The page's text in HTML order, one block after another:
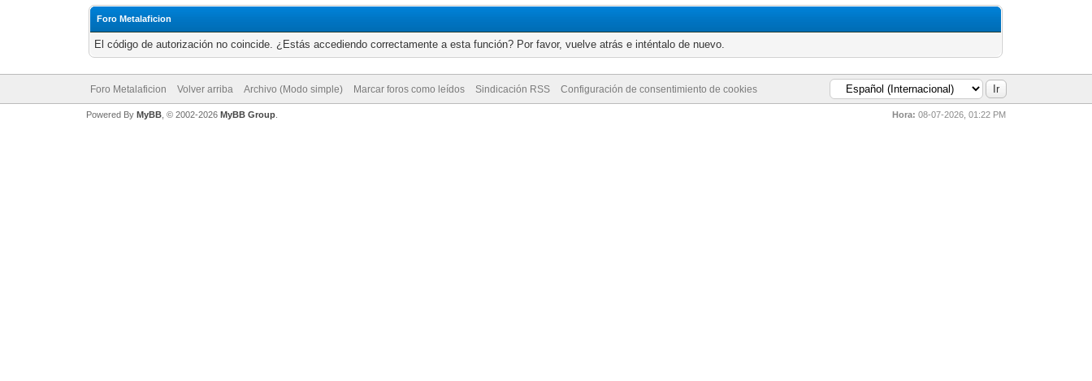
Foro Metalaficion
El código de autorización no coincide. ¿Estás accediendo correctamente a esta función? Por favor, vuelve atrás e inténtalo de nuevo.
Foro Metalaficion Volver arriba Archivo (Modo simple) Marcar foros como leídos Sindicación RSS Configuración de consentimiento de cookies
Hora: 08-07-2026, 01:22 PM
Powered By MyBB, © 2002-2026 MyBB Group.